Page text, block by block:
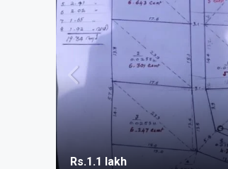
Rs.1.1 lakh